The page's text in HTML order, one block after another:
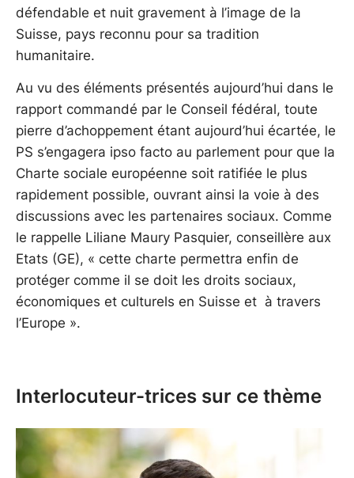
défendable et nuit gravement à l’image de la
Suisse, pays reconnu pour sa tradition
humanitaire.
Au vu des éléments présentés aujourd’hui dans le
rapport commandé par le Conseil fédéral, toute
pierre d’achoppement étant aujourd’hui écartée, le
PS s’engagera ipso facto au parlement pour que la
Charte sociale européenne soit ratifiée le plus
rapidement possible, ouvrant ainsi la voie à des
discussions avec les partenaires sociaux. Comme
le rappelle Liliane Maury Pasquier, conseillère aux
Etats (GE), « cette charte permettra enfin de
protéger comme il se doit les droits sociaux,
économiques et culturels en Suisse et à travers
l’Europe ».
Interlocuteur-trices sur ce thème